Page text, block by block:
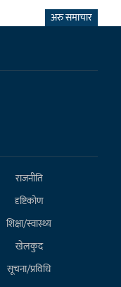
अरु समाचार
राजनीति
दृष्टिकोण
शिक्षा/स्वास्थ्य
खेलकुद
सूचना/प्रविधि